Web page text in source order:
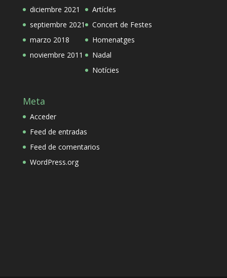
diciembre 2021
septiembre 2021
marzo 2018
noviembre 2011
Artícles
Concert de Festes
Homenatges
Nadal
Notícies
Meta
Acceder
Feed de entradas
Feed de comentarios
WordPress.org